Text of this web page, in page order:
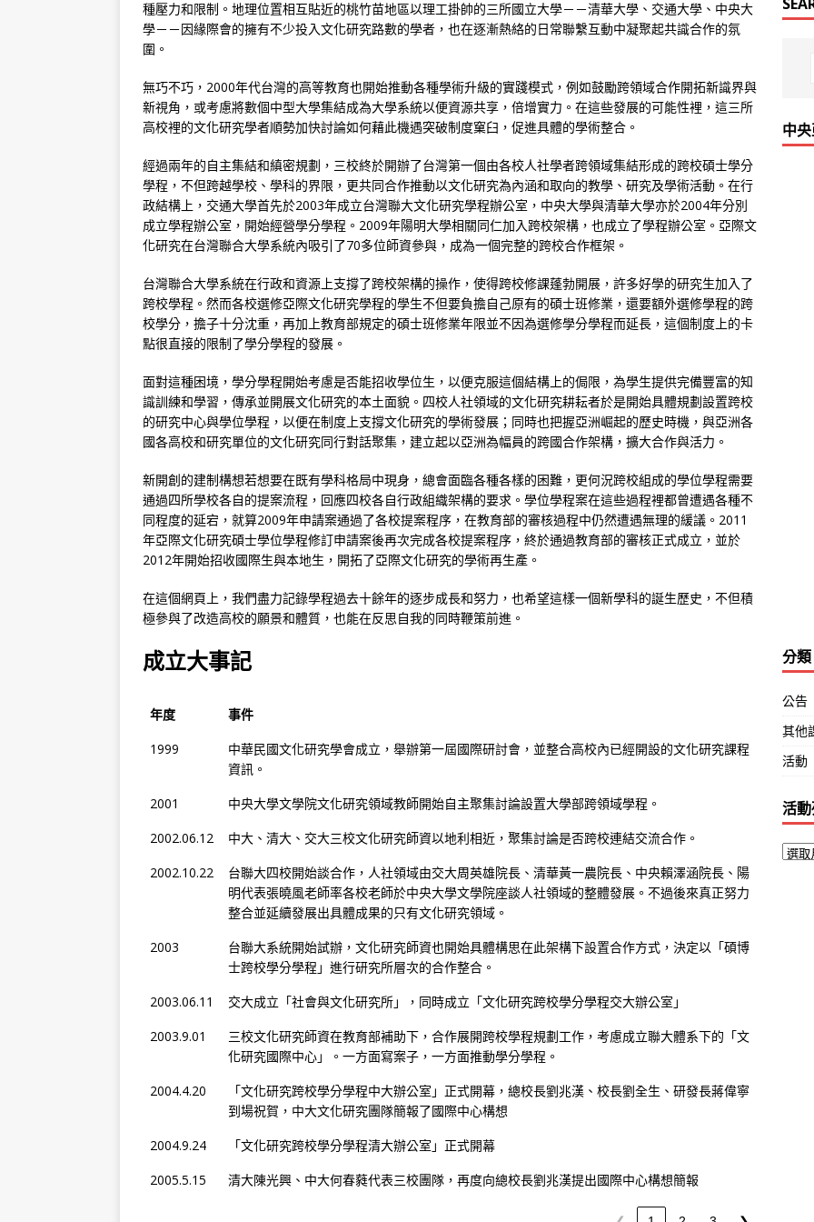
種壓力和限制。地理位置相互貼近的桃竹苗地區以理工掛帥的三所國立大學－－清華大學、交通大學、中央大
學－－因緣際會的擁有不少投入文化研究路數的學者，也在逐漸熱絡的日常聯繫互動中凝聚起共識合作的氛
圍。
無巧不巧，2000年代台灣的高等教育也開始推動各種學術升級的實踐模式，例如鼓勵跨領域合作開拓新識界與
新視角，或考慮將數個中型大學集結成為大學系統以便資源共享，倍增實力。在這些發展的可能性裡，這三所
高校裡的文化研究學者順勢加快討論如何藉此機遇突破制度窠臼，促進具體的學術整合。
經過兩年的自主集結和縝密規劃，三校終於開辦了台灣第一個由各校人社學者跨領域集結形成的跨校碩士學分
學程，不但跨越學校、學科的界限，更共同合作推動以文化研究為內涵和取向的教學、研究及學術活動。在行
政結構上，交通大學首先於2003年成立台灣聯大文化研究學程辦公室，中央大學與清華大學亦於2004年分別
成立學程辦公室，開始經營學分學程。2009年陽明大學相關同仁加入跨校架構，也成立了學程辦公室。亞際文
化研究在台灣聯合大學系統內吸引了70多位師資參與，成為一個完整的跨校合作框架。
台灣聯合大學系統在行政和資源上支撐了跨校架構的操作，使得跨校修課蓬勃開展，許多好學的研究生加入了
跨校學程。然而各校選修亞際文化研究學程的學生不但要負擔自己原有的碩士班修業，還要額外選修學程的跨
校學分，擔子十分沈重，再加上教育部規定的碩士班修業年限並不因為選修學分學程而延長，這個制度上的卡
點很直接的限制了學分學程的發展。
面對這種困境，學分學程開始考慮是否能招收學位生，以便克服這個結構上的侷限，為學生提供完備豐富的知
識訓練和學習，傳承並開展文化研究的本土面貌。四校人社領域的文化研究耕耘者於是開始具體規劃設置跨校
的研究中心與學位學程，以便在制度上支撐文化研究的學術發展；同時也把握亞洲崛起的歷史時機，與亞洲各
國各高校和研究單位的文化研究同行對話聚集，建立起以亞洲為幅員的跨國合作架構，擴大合作與活力。
新開創的建制構想若想要在既有學科格局中現身，總會面臨各種各樣的困難，更何況跨校組成的學位學程需要
通過四所學校各自的提案流程，回應四校各自行政組織架構的要求。學位學程案在這些過程裡都曾遭遇各種不
同程度的延宕，就算2009年申請案通過了各校提案程序，在教育部的審核過程中仍然遭遇無理的緩議。2011
年亞際文化研究碩士學位學程修訂申請案後再次完成各校提案程序，終於通過教育部的審核正式成立，並於
2012年開始招收國際生與本地生，開拓了亞際文化研究的學術再生產。
在這個網頁上，我們盡力記錄學程過去十餘年的逐步成長和努力，也希望這樣一個新學科的誕生歷史，不但積
極參與了改造高校的願景和體質，也能在反思自我的同時鞭策前進。
成立大事記
年度
事件
1999
中華民國文化研究學會成立，舉辦第一屆國際研討會，並整合高校內已經開設的文化研究課程
資訊。
2001
中央大學文學院文化研究領域教師開始自主聚集討論設置大學部跨領域學程。
2002.06.12
中大、清大、交大三校文化研究師資以地利相近，聚集討論是否跨校連結交流合作。
2002.10.22
台聯大四校開始談合作，人社領域由交大周英雄院長、清華黃一農院長、中央賴澤涵院長、陽
明代表張曉風老師率各校老師於中央大學文學院座談人社領域的整體發展。不過後來真正努力
整合並延續發展出具體成果的只有文化研究領域。
2003
台聯大系統開始試辦，文化研究師資也開始具體構思在此架構下設置合作方式，決定以「碩博
士跨校學分學程」進行研究所層次的合作整合。
2003.06.11
交大成立「社會與文化研究所」，同時成立「文化研究跨校學分學程交大辦公室」
2003.9.01
三校文化研究師資在教育部補助下，合作展開跨校學程規劃工作，考慮成立聯大體系下的「文
化研究國際中心」。一方面寫案子，一方面推動學分學程。
2004.4.20
「文化研究跨校學分學程中大辦公室」正式開幕，總校長劉兆漢、校長劉全生、研發長蔣偉寧
到場祝賀，中大文化研究團隊簡報了國際中心構想
2004.9.24
「文化研究跨校學分學程清大辦公室」正式開幕
2005.5.15
清大陳光興、中大何春蕤代表三校團隊，再度向總校長劉兆漢提出國際中心構想簡報
中
分類
公告
其他
活動
活